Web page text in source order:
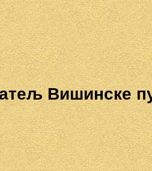
Вишинске